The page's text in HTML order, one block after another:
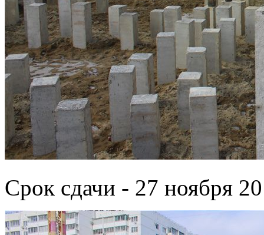
Срок сдачи - 27 ноября